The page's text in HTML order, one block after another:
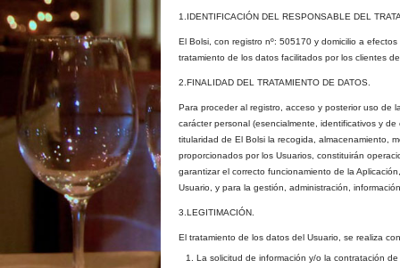
1.IDENTIFICACIÓN DEL RESPONSABLE DEL
El Bolsi, con registro nº: 505170 y domicilio a
tratamiento de los datos facilitados por los clientes
2.FINALIDAD DEL TRATAMIENTO DE DATOS.
Para proceder al registro, acceso y posterior uso de
carácter personal (esencialmente, identificativos y
titularidad de El Bolsi la recogida, almacenamiento,
proporcionados por los Usuarios, constituirán
garantizar el correcto funcionamiento de la
Usuario, y para la gestión, administración,
3.LEGITIMACIÓN.
El tratamiento de los datos del Usuario, se realiza
La solicitud de información y/o la contratación